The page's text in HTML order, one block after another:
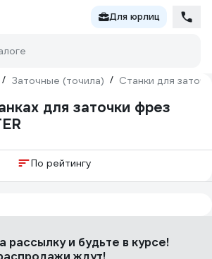
Для юрлиц
/ Заточные (точила) / Станки для
для заточки фрез
По рейтингу
рассылкуи будьте в курсе!